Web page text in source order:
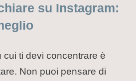
su Instagram:
cui ti devi concentrare è
Non puoi pensare di